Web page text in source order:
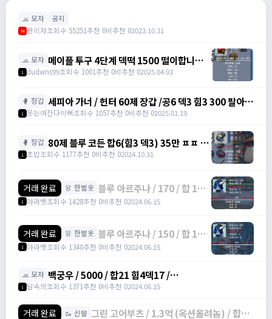
🧢 모자 공지
M 관리자조회수 55251추천 0비추천 02023.10.31
🧢 모자 메이플 투구 4단계 덱떡 1500 떨이합니다
@@ / 1500 /
https://open.kakao.com/o/gHP3Pfph
https://open.kakao.com/o/gHP3Pfph
1 dudwns99조회수 1001추천 0비추천 02025.04.03
🥊 장갑 세피아 가너 / 헌터 60제 장갑 /공6 덱3 힘3 300 팔아요
/ 300 / https://open.kakao.com/o/sudvnjbh
1 웃는여잔다이뻐조회수 1057추천 0비추천 02025.01.19
🥊 장갑 80제 블루 코든 합6(힘3 덱3) 35만 ㅍㅍ (2
개 보유 중) / 35만 / 디스코드 :
1 초밥조회수 1177추천 0비추천 02024.10.31
거래 완료 👗 한벌옷 블루 아르주나 / 170 / 합 12,
힘 4, 덱 8 / 오픈카톡
1 아라뱃조회수 1428추천 0비추천 02024.06.15
거래 완료 👗 한벌옷 블루 아르주나 / 150 / 합 12,
덱 7, 힘 5 / 오픈카톡
1 아라뱃조회수 1340추천 0비추천 02024.06.15
🧢 모자 백궁우 / 5000 / 합21 힘4덱17 /
https://open.kakao.com/o/sUYHuOGf
1 달속의조회수 1371추천 0비추천 02024.06.15
거래 완료 🥾 신발 그린 고어부츠 / 1.3억 (옥션올려놈) / 합17